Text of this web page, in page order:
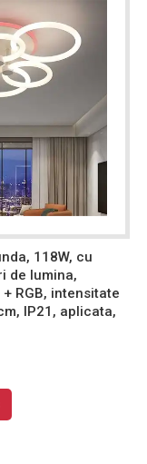
118W, cu
de lumina,
RGB, intensitate
IP21, aplicata,